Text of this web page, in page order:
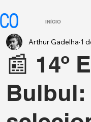
INÍCIO
📰 14º
Bulbul:
Arthur Gadelha 1